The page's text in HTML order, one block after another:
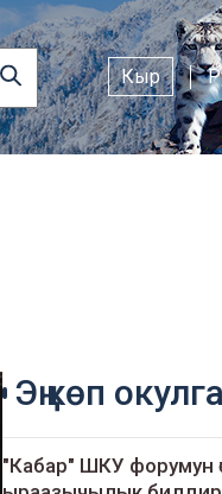
Кыр
Эң көп
"Кабар" ШКУ форумун